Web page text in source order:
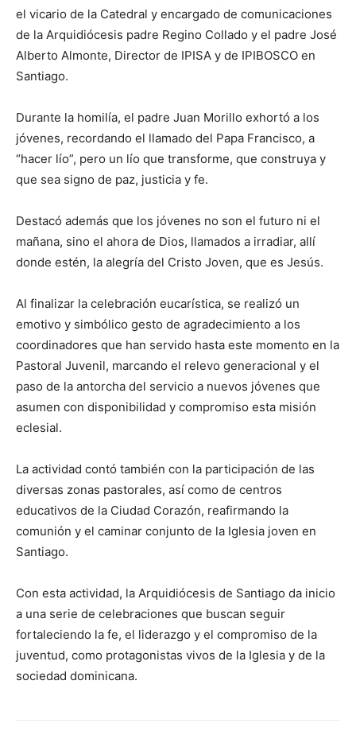
el vicario de la Catedral y encargado de comunicaciones
de la Arquidiócesis padre Regino Collado y el padre José
Alberto Almonte, Director de IPISA y de IPIBOSCO en
Santiago.
Durante la homilía, el padre Juan Morillo exhortó a los
jóvenes, recordando el llamado del Papa Francisco, a
“hacer lío”, pero un lío que transforme, que construya y
que sea signo de paz, justicia y fe.
Destacó además que los jóvenes no son el futuro ni el
mañana, sino el ahora de Dios, llamados a irradiar, allí
donde estén, la alegría del Cristo Joven, que es Jesús.
Al finalizar la celebración eucarística, se realizó un
emotivo y simbólico gesto de agradecimiento a los
coordinadores que han servido hasta este momento en la
Pastoral Juvenil, marcando el relevo generacional y el
paso de la antorcha del servicio a nuevos jóvenes que
asumen con disponibilidad y compromiso esta misión
eclesial.
La actividad contó también con la participación de las
diversas zonas pastorales, así como de centros
educativos de la Ciudad Corazón, reafirmando la
comunión y el caminar conjunto de la Iglesia joven en
Santiago.
Con esta actividad, la Arquidiócesis de Santiago da inicio
a una serie de celebraciones que buscan seguir
fortaleciendo la fe, el liderazgo y el compromiso de la
juventud, como protagonistas vivos de la Iglesia y de la
sociedad dominicana.